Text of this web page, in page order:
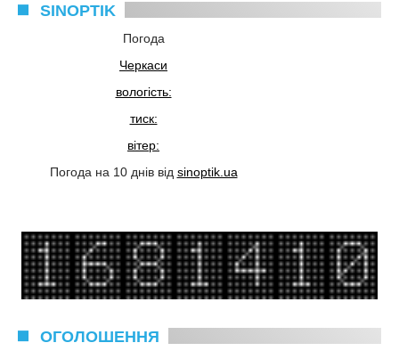
SINOPTIK
Погода
Черкаси
вологість:
тиск:
вітер:
Погода на 10 днів від sinoptik.ua
ОГОЛОШЕННЯ